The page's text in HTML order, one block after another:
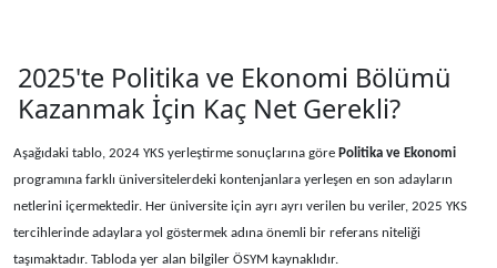
2025'te Politika ve Ekonomi Bölümü
Kazanmak İçin Kaç Net Gerekli?
Aşağıdaki tablo, 2024 YKS yerleştirme sonuçlarına göre Politika ve Ekonomi
programına farklı üniversitelerdeki kontenjanlara yerleşen en son adayların
netlerini içermektedir. Her üniversite için ayrı ayrı verilen bu veriler, 2025 YKS
tercihlerinde adaylara yol göstermek adına önemli bir referans niteliği
taşımaktadır. Tabloda yer alan bilgiler ÖSYM kaynaklıdır.